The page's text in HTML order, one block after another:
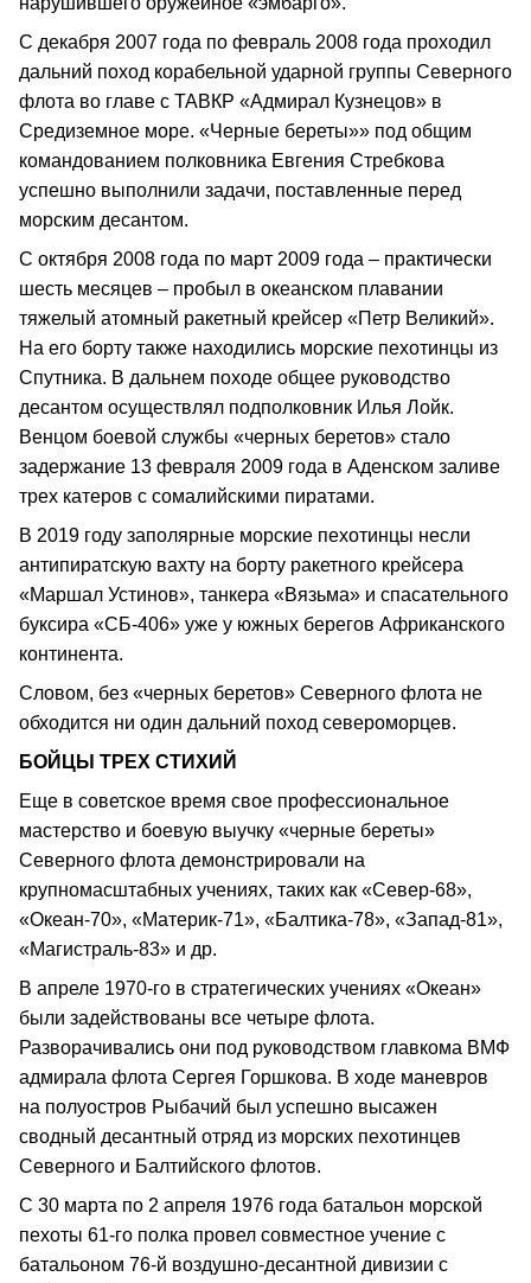
С декабря 2007 года по февраль 2008 года проходил
дальний поход корабельной ударной группы Северного
флота во главе с ТАВКР «Адмирал Кузнецов» в
Средиземное море. «Черные береты»» под общим
командованием полковника Евгения Стребкова
успешно выполнили задачи, поставленные перед
морским десантом.
С октября 2008 года по март 2009 года – практически
шесть месяцев – пробыл в океанском плавании
тяжелый атомный ракетный крейсер «Петр Великий».
На его борту также находились морские пехотинцы из
Спутника. В дальнем походе общее руководство
десантом осуществлял подполковник Илья Лойк.
Венцом боевой службы «черных беретов» стало
задержание 13 февраля 2009 года в Аденском заливе
трех катеров с сомалийскими пиратами.
В 2019 году заполярные морские пехотинцы несли
антипиратскую вахту на борту ракетного крейсера
«Маршал Устинов», танкера «Вязьма» и спасательного
буксира «СБ-406» уже у южных берегов Африканского
континента.
Словом, без «черных беретов» Северного флота не
обходится ни один дальний поход североморцев.
БОЙЦЫ ТРЕХ СТИХИЙ
Еще в советское время свое профессиональное
мастерство и боевую выучку «черные береты»
Северного флота демонстрировали на
крупномасштабных учениях, таких как «Север-68»,
«Океан-70», «Материк-71», «Балтика-78», «Запад-81»,
«Магистраль-83» и др.
В апреле 1970-го в стратегических учениях «Океан»
были задействованы все четыре флота.
Разворачивались они под руководством главкома ВМФ
адмирала флота Сергея Горшкова. В ходе маневров
на полуостров Рыбачий был успешно высажен
сводный десантный отряд из морских пехотинцев
Северного и Балтийского флотов.
С 30 марта по 2 апреля 1976 года батальон морской
пехоты 61-го полка провел совместное учение с
батальоном 76-й воздушно-десантной дивизии с